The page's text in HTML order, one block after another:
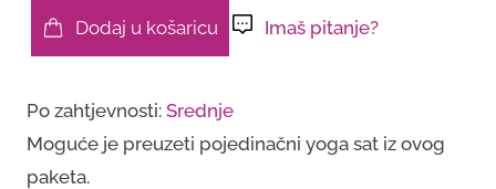
mobilnost
količina
Dodaj u košaricu Imaš pitanje?
Po zahtjevnosti: Srednje
Moguće je preuzeti pojedinačni yoga sat iz ovog
paketa.